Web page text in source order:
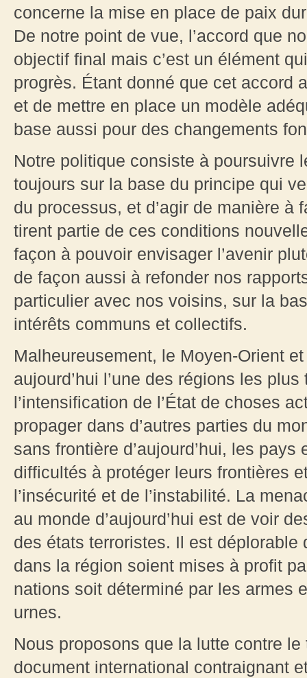
concerne la mise en place de paix
De notre point de vue, l’accord que
objectif final mais c’est un élément
progrès. Étant donné que cet accord
et de mettre en place un modèle
base aussi pour des changements
Notre politique consiste à poursuivre
toujours sur la base du principe qui
du processus, et d’agir de manière
tirent partie de ces conditions
façon à pouvoir envisager l’avenir
de façon aussi à refonder nos
particulier avec nos voisins, sur la
intérêts communs et collectifs.
Malheureusement, le Moyen-Orient
aujourd’hui l’une des régions les
l’intensification de l’État de choses
propager dans d’autres parties du
sans frontière d’aujourd’hui, les
difficultés à protéger leurs frontières
l’insécurité et de l’instabilité. La
au monde d’aujourd’hui est de voir
des états terroristes. Il est
dans la région soient mises à profit
nations soit déterminé par les armes
urnes.
Nous proposons que la lutte contre
document international contraignant